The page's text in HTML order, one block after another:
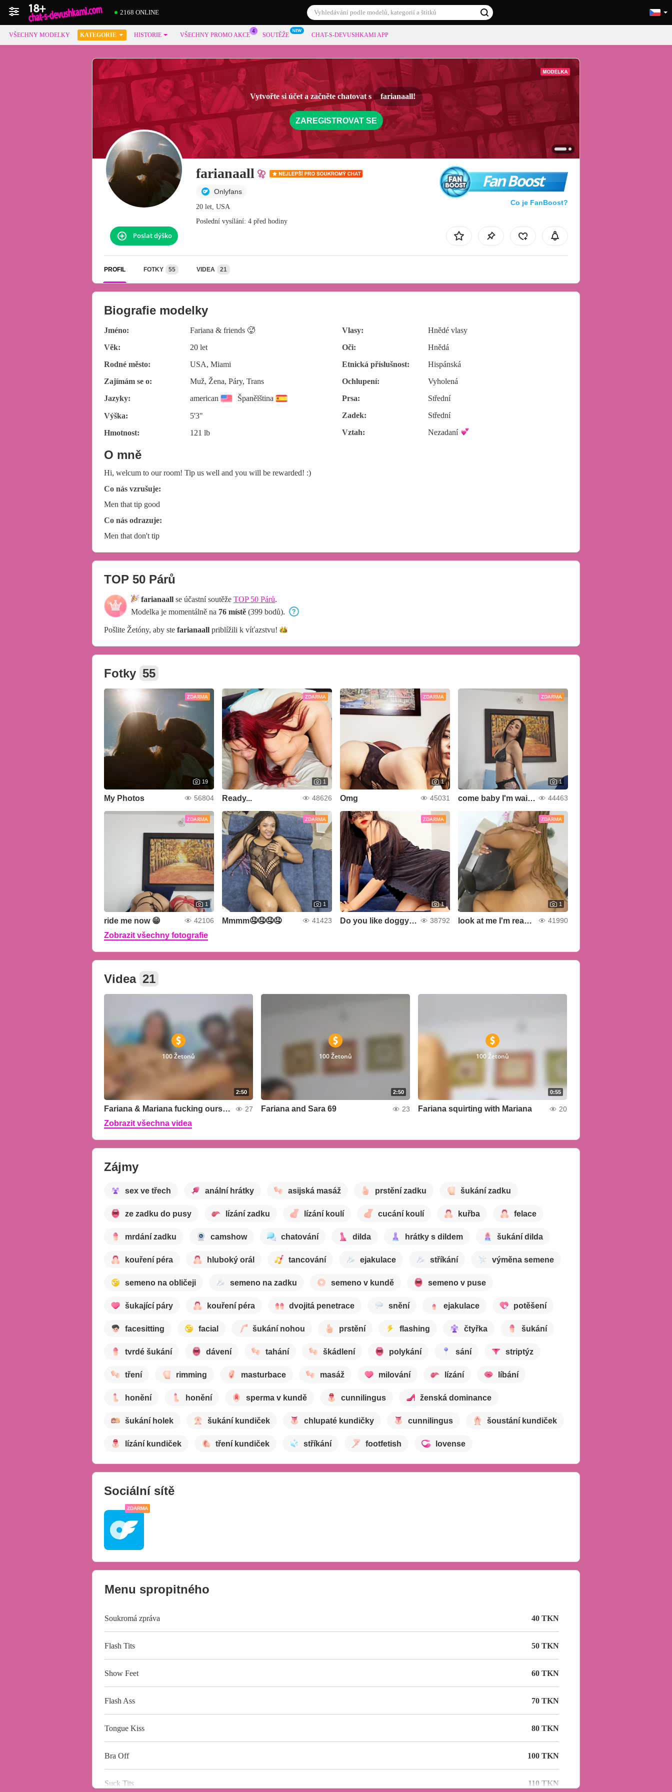
2168 ONLINE
VŠECHNY MODELKY KATEGORIE HISTORIE VŠECHNY PROMO AKCE SOUTĚŽE CHAT-S-DEVUSHKAMI APP
Vytvořte si účet a začněte chatovat s farianaall!
ZAREGISTROVAT SE
farianaall
Onlyfans
20 let, USA
Poslední vysílání: 4 před hodiny
Fan Boost
Co je FanBoost?
Poslat dýško
PROFIL FOTKY 55 VIDEA 21
Biografie modelky
Jméno:
Fariana & friends 🥵
Věk:
20 let
Rodné město:
USA, Miami
Zajímám se o:
Muž, Žena, Páry, Trans
Jazyky:
american Španělština
Výška:
5'3"
Hmotnost:
121 lb
Vlasy:
Hnědé vlasy
Oči:
Hnědá
Etnická příslušnost:
Hispánská
Ochlupení:
Vyholená
Prsa:
Střední
Zadek:
Střední
Vztah:
Nezadaní
O mně
Hi, welcum to our room! Tip us well and you will be rewarded! :)
Co nás vzrušuje:
Men that tip good
Co nás odrazuje:
Men that don't tip
TOP 50 Párů
farianaall se účastní soutěže TOP 50 Párů.
Modelka je momentálně na 76 místě (399 bodů).
Pošlite Žetóny, aby ste farianaall priblížili k víťazstvu!
Fotky 55
ZDARMA
19
My Photos 56804
ZDARMA
1
Ready... 48626
ZDARMA
1
Omg 45031
ZDARMA
1
come baby I'm waiting for you 🥵 44463
ZDARMA
1
ride me now 😁 42106
ZDARMA
1
Mmmm🤤🤤🤤🤤 41423
ZDARMA
1
Do you like doggy? 🥵🥵 38792
ZDARMA
1
look at me I'm ready for you 41990
Zobrazit všechny fotografie
Videa 21
2:50
100 Žetonů
Fariana & Mariana fucking ourselves squirting 27
2:50
100 Žetonů
Fariana and Sara 69 23
0:55
100 Žetonů
Fariana squirting with Mariana 20
Zobrazit všechna videa
Zájmy
sex ve třech anální hrátky asijská masáž prstění zadku šukání zadku
ze zadku do pusy lízání zadku lízání koulí cucání koulí kuřba felace
mrdání zadku camshow chatování dilda hrátky s dildem šukání dilda
kouření péra hluboký orál tancování ejakulace stříkání výměna semene
semeno na obličeji semeno na zadku semeno v kundě semeno v puse
šukající páry kouření péra dvojitá penetrace snění ejakulace potěšení
facesitting facial šukání nohou prstění flashing čtyřka šukání
tvrdé šukání dávení tahání škádlení polykání sání striptýz
tření rimming masturbace masáž milování lízání líbání
honění honění sperma v kundě cunnilingus ženská dominance
šukání holek šukání kundiček chlupaté kundičky cunnilingus šoustání kundiček
lízání kundiček tření kundiček stříkání footfetish lovense
Sociální sítě
ZDARMA
Menu spropitného
Soukromá zpráva 40 TKN
Flash Tits 50 TKN
Show Feet 60 TKN
Flash Ass 70 TKN
Tongue Kiss 80 TKN
Bra Off 100 TKN
Suck Tits 110 TKN